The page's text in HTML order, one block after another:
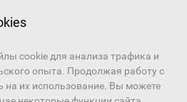
за нами:
03, +7 (391) 206-97-01
вMAXиTelegram
sale10@tot24.ru
cookie для анализа трафика и
опыта. Продолжая работу с
на их использование. Вы можете